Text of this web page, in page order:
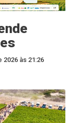
2026 às 21:26